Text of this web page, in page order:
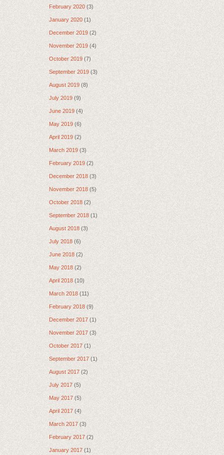
February 2020 (3)
January 2020 (1)
December 2019 (2)
November 2019 (4)
October 2019 (7)
September 2019 (3)
August 2019 (8)
July 2019 (9)
June 2019 (4)
May 2019 (6)
April 2019 (2)
March 2019 (3)
February 2019 (2)
December 2018 (3)
November 2018 (5)
October 2018 (2)
September 2018 (1)
August 2018 (3)
July 2018 (6)
June 2018 (2)
May 2018 (2)
April 2018 (10)
March 2018 (11)
February 2018 (9)
December 2017 (1)
November 2017 (3)
October 2017 (1)
September 2017 (1)
August 2017 (2)
July 2017 (5)
May 2017 (5)
April 2017 (4)
March 2017 (3)
February 2017 (2)
January 2017 (1)